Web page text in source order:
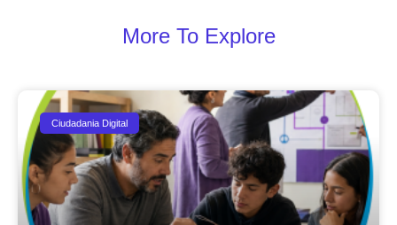
More To Explore
Ciudadania Digital